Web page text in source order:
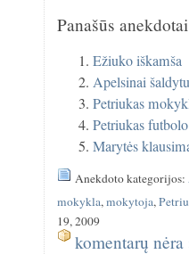
Panašūs
Ežiuko iškamša
Apelsinai
Petriukas
Petriukas
Marytės
Anekdoto kategorijos:
mokykla,mokytoja,
19, 2009
komentarų nėra